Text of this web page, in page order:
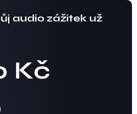
audio zážitek už
Kč